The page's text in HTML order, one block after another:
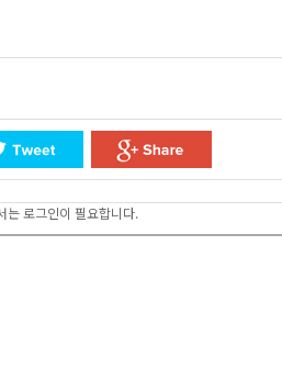
는 로그인이 필요합니다.